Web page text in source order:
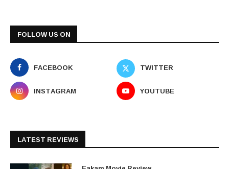
FOLLOW US ON
FACEBOOK
TWITTER
INSTAGRAM
YOUTUBE
LATEST REVIEWS